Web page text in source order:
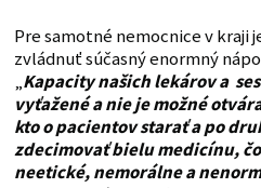
Pre samotné nemocnice v kraji
zvládnuť súčasný enormný
„Kapacity našich lekárov a
vyťažené a nie je možné
kto o pacientov starať a po
zdecimovať bielu medicínu,
neetické, nemorálne a